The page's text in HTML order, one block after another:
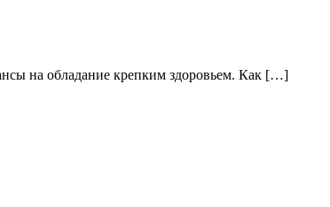
на обладание крепким здоровьем. Как […]